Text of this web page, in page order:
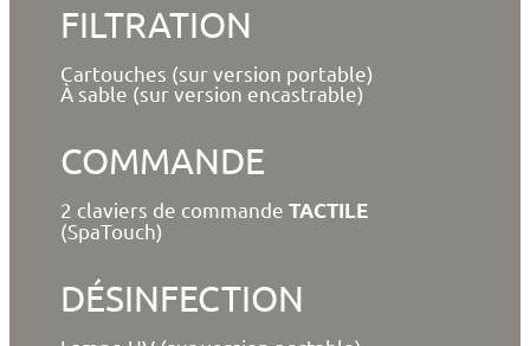
FILTRATION
Cartouches (sur version portable)
À sable (sur version encastrable)
COMMANDE
2 claviers de commandeTACTILE
(SpaTouch)
DÉSINFECTION